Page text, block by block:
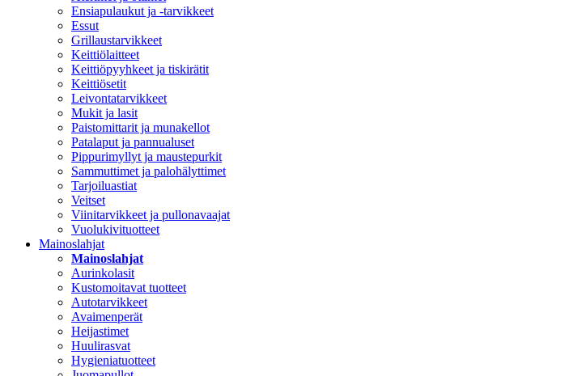
Ensiapulaukut ja -tarvikkeet
Essut
Grillaustarvikkeet
Keittiölaitteet
Keittiöpyyhkeet ja tiskirätit
Keittiösetit
Leivontatarvikkeet
Mukit ja lasit
Paistomittarit ja munakellot
Patalaput ja pannualuset
Pippurimyllyt ja maustepurkit
Sammuttimet ja palohälyttimet
Tarjoiluastiat
Veitset
Viinitarvikkeet ja pullonavaajat
Vuolukivituotteet
Mainoslahjat
Mainoslahjat
Aurinkolasit
Kustomoitavat tuotteet
Autotarvikkeet
Avaimenperät
Heijastimet
Huulirasvat
Hygieniatuotteet